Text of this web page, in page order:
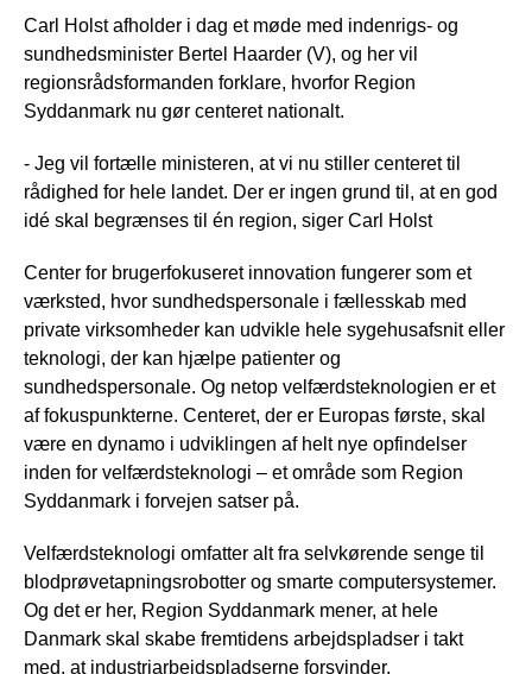
Carl Holst afholder i dag et møde med indenrigs- og
sundhedsminister Bertel Haarder (V), og her vil
regionsrådsformanden forklare, hvorfor Region
Syddanmark nu gør centeret nationalt.
- Jeg vil fortælle ministeren, at vi nu stiller centeret til
rådighed for hele landet. Der er ingen grund til, at en god
idé skal begrænses til én region, siger Carl Holst
Center for brugerfokuseret innovation fungerer som et
værksted, hvor sundhedspersonale i fællesskab med
private virksomheder kan udvikle hele sygehusafsnit eller
teknologi, der kan hjælpe patienter og
sundhedspersonale. Og netop velfærdsteknologien er et
af fokuspunkterne. Centeret, der er Europas første, skal
være en dynamo i udviklingen af helt nye opfindelser
inden for velfærdsteknologi – et område som Region
Syddanmark i forvejen satser på.
Velfærdsteknologi omfatter alt fra selvkørende senge til
blodprøvetapningsrobotter og smarte computersystemer.
Og det er her, Region Syddanmark mener, at hele
Danmark skal skabe fremtidens arbejdspladser i takt
med, at industriarbejdspladserne forsvinder.